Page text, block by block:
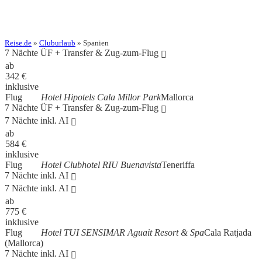
Reise.de » Cluburlaub » Spanien
7 Nächte ÜF + Transfer & Zug-zum-Flug
ab
342 €
inklusive
Flug
Hotel Hipotels Cala Millor ParkMallorca
7 Nächte ÜF + Transfer & Zug-zum-Flug
7 Nächte inkl. AI
ab
584 €
inklusive
Flug
Hotel Clubhotel RIU BuenavistaTeneriffa
7 Nächte inkl. AI
7 Nächte inkl. AI
ab
775 €
inklusive
Flug
Hotel TUI SENSIMAR Aguait Resort & SpaCala Ratjada
(Mallorca)
7 Nächte inkl. AI